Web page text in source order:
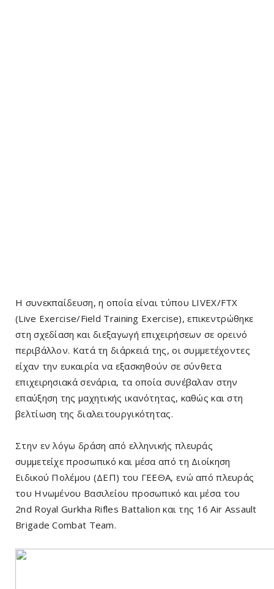
Η συνεκπαίδευση, η οποία είναι τύπου LIVEX/FTX
(Live Exercise/Field Training Exercise), επικεντρώθηκε
στη σχεδίαση και διεξαγωγή επιχειρήσεων σε ορεινό
περιβάλλον. Κατά τη διάρκειά της, οι συμμετέχοντες
είχαν την ευκαιρία να εξασκηθούν σε σύνθετα
επιχειρησιακά σενάρια, τα οποία συνέβαλαν στην
επαύξηση της μαχητικής ικανότητας, καθώς και στη
βελτίωση της διαλειτουργικότητας.
Στην εν λόγω δράση από ελληνικής πλευράς
συμμετείχε προσωπικό και μέσα από τη Διοίκηση
Ειδικού Πολέμου (ΔΕΠ) του ΓΕΕΘΑ, ενώ από πλευράς
του Ηνωμένου Βασιλείου προσωπικό και μέσα του
2nd Royal Gurkha Rifles Battalion και της 16 Air Assault
Brigade Combat Team.